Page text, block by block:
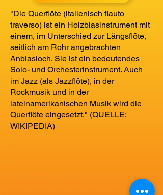
"Die Querflöte (italienisch flauto
traverso) ist ein Holzblasinstrument mit
einem, im Unterschied zur Längsflöte,
seitlich am Rohr angebrachten
Anblasloch. Sie ist ein bedeutendes
Solo- und Orchesterinstrument. Auch
im Jazz (als Jazzflöte), in der
Rockmusik und in der
lateinamerikanischen Musik wird die
Querflöte eingesetzt." (QUELLE:
WIKIPEDIA)